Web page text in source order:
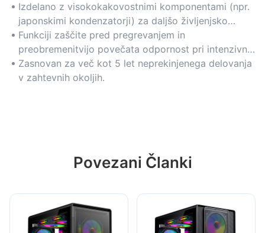
Izdelano z visokokakovostnimi komponentami (npr.
japonskimi kondenzatorji) za daljšo življenjsko
dobo.
Funkciji zaščite pred pregrevanjem in
preobremenitvijo povečata odpornost pri intenzivni
uporabi.
Zasnovan za več kot 5 let neprekinjenega delovanja
v zahtevnih okoljih.
Povezani Članki